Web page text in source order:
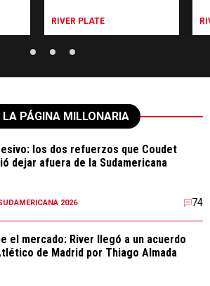
RIVER PLATE
PÁGINA MILLONARIA
los dos refuerzos que Coudet
dejar afuera de la Sudamericana
2026 74
el mercado: River llegó a un acuerdo
de Madrid por Thiago Almada